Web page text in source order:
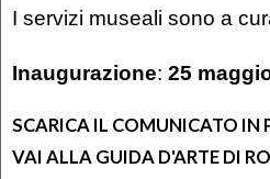
I servizi museali sono a
Inaugurazione: 25
SCARICA IL COMUNICATO IN
VAI ALLA GUIDA D'ARTE DI